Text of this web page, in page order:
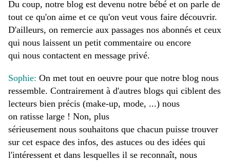
Du coup, notre blog est devenu notre bébé et on parle de
tout ce qu'on aime et ce qu'on veut vous faire découvrir.
D'ailleurs, on remercie aux passages nos abonnés et ceux
qui nous laissent un petit commentaire ou encore
qui nous contactent en message privé.
Sophie: On met tout en oeuvre pour que notre blog nous
ressemble. Contrairement à d'autres blogs qui ciblent des
lecteurs bien précis (make-up, mode, ...) nous
on ratisse large ! Non, plus
sérieusement nous souhaitons que chacun puisse trouver
sur cet espace des infos, des astuces ou des idées qui
l'intéressent et dans lesquelles il se reconnaît, nous